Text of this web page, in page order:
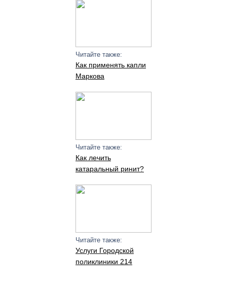
Читайте также:
Как применять капли
Маркова
Читайте также:
Как лечить
катаральный ринит?
Читайте также:
Услуги Городской
поликлиники 214